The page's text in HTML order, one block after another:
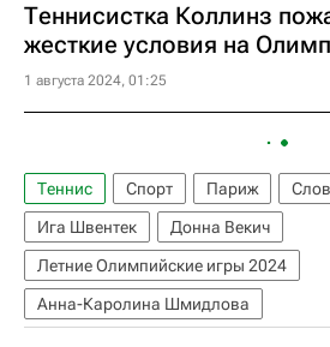
Теннисистка Коллинз
жесткие условия на
1 августа 2024, 01:25
Теннис Спорт Париж
Ига Швентек
Донна Векич
Летние Олимпийские игры 2024
Анна-Каролина Шмидлова